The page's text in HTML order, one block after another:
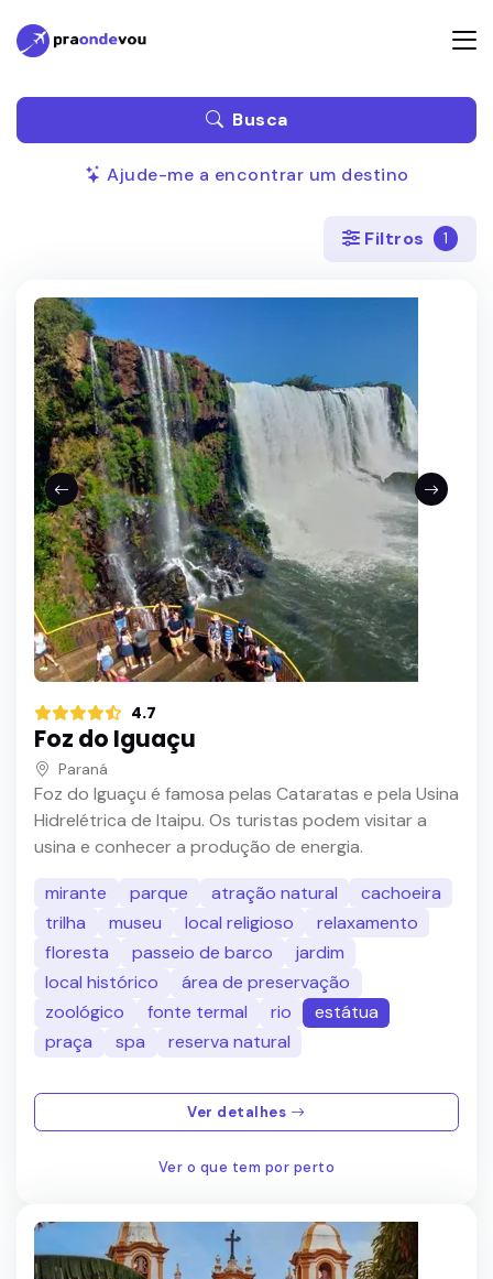
Busca
Ajude-me a encontrar um destino
Filtros 1
4.7
Foz do Iguaçu
Paraná
Foz do Iguaçu é famosa pelas Cataratas e pela Usina
Hidrelétrica de Itaipu. Os turistas podem visitar a
usina e conhecer a produção de energia.
mirante
parque atração natural
cachoeira
trilha
museu local religioso
relaxamento
floresta
passeio de barco
jardim
local histórico
área de preservação
zoológico
fonte termal rio
estátua
praça
spa reserva natural
Ver detalhes
Ver o que tem por perto